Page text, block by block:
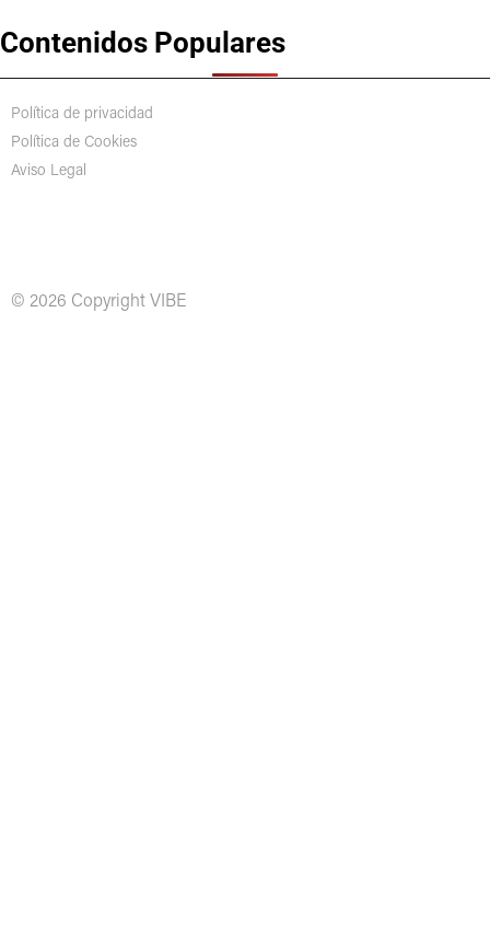
Contenidos Populares
Política de privacidad
Política de Cookies
Aviso Legal
© 2026 Copyright VIBE